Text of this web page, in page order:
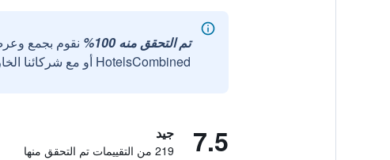
تم التحقق منه 100%
نقوم بجمع
HotelsCombined أو مع شركائنا الخارجيين الموثوقين.
7.5 جيد
219 من التقييمات تم التحقق منها